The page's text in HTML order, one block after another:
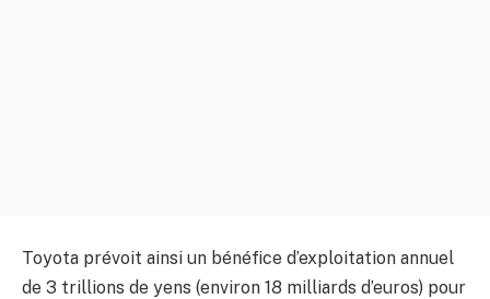
Toyota prévoit ainsi un bénéfice d’exploitation annuel
de 3 trillions de yens (environ 18 milliards d’euros) pour